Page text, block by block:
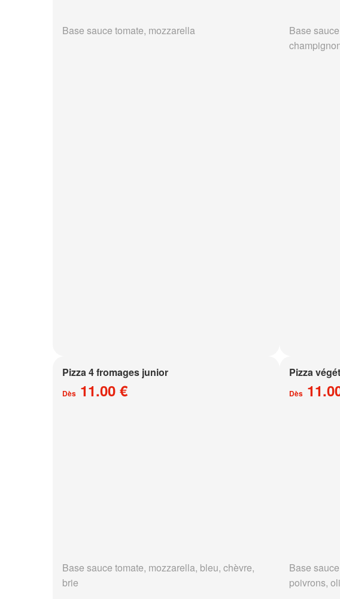
Base sauce tomate, mozzarella
Base
Pizza 4 fromages junior
Dès 11.00 €
Base sauce tomate, mozzarella, bleu, chèvre,
brie
Pizza
Dès
Base
poivrons,